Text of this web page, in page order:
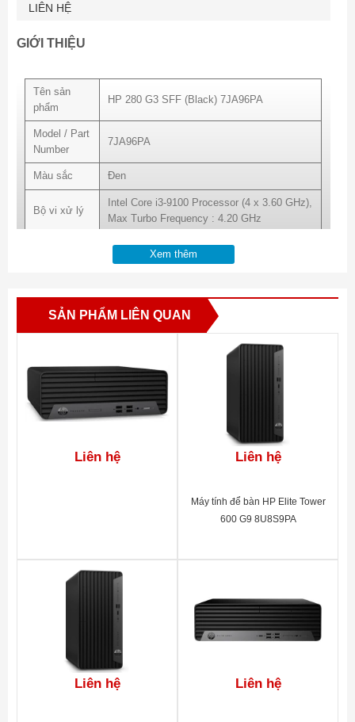
LIÊN HỆ
GIỚI THIỆU
Tên sản
phẩm
HP 280 G3 SFF (Black) 7JA96PA
Model / Part
Number
7JA96PA
Màu sắc Đen
Bộ vi xử lý
Intel Core i3-9100 Processor (4 x 3.60 GHz),
Max Turbo Frequency : 4.20 GHz
1 x 4GB DDR4/2666 MHz (2 slots)
Intel H370
Ổ đĩa quang Intel UHD Graphics 630
Nguồn 180W
Bàn phím +
Intel UHD Graphics 610
Cổng kết nối
Front: 2 x USB 3.1 Gen 1 ; 1 x
Microphone-in ; 1 x Audio Line-in ; 1 x Audio
Line-out ; 1 x PCIe X16 ; 1 x PCIe X1 ; 2 x
SATA ; 1 x M2 2230 (for WLAN) ; 1 x SSD
Kích thước 9.5 x 29.6 x 27 cm (W x D x H)
Trọng lượng 3.968 kg
Xem thêm
SẢN PHẨM LIÊN QUAN
Liên hệ Liên hệ
Máy tính để bàn HP Elite Tower
600 G9 8U8S9PA
Liên hệ Liên hệ